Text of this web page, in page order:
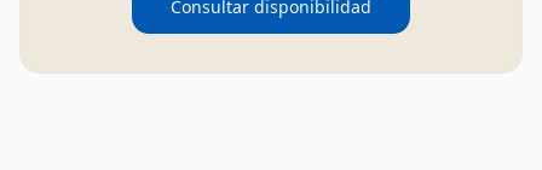
Consultar disponibilidad